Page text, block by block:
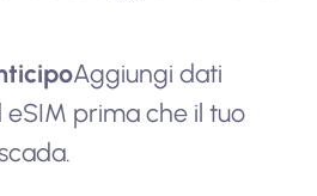
Aggiungi dati
prima che il tuo